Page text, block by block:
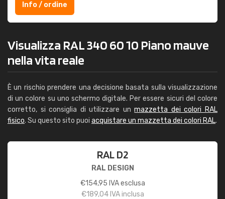
Info / ordine
Visualizza RAL 340 60 10 Piano mauve
nella vita reale
È un rischio prendere una decisione basata sulla visualizzazione
di un colore su uno schermo digitale. Per essere sicuri del colore
corretto, si consiglia di utilizzare unmazzetta dei colori RAL
fisico. Su questo sito puoi acquistare un mazzetta dei colori RAL.
RAL D2
RAL DESIGN
€154,95 IVA esclusa
€189,04IVA inclusa